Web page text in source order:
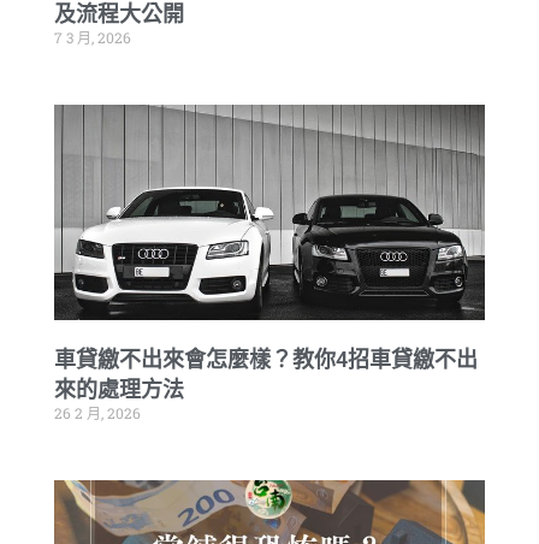
及流程大公開
7 3 月, 2026
車貸繳不出來會怎麼樣？教你4招車貸繳不出
來的處理方法
26 2 月, 2026